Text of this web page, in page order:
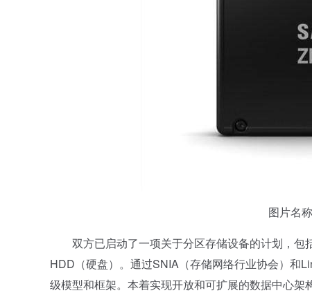
图片名
双方已启动了一项关于分区存储设备的计划，包
HDD（硬盘）。通过SNIA（存储网络行业协会）和
级模型和框架。本着实现开放和可扩展的数据中心